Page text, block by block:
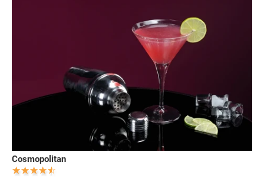
Cosmopolitan